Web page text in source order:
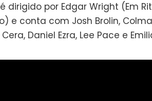
dirigido por Edgar Wright (Em
e conta com Josh Brolin,
Daniel Ezra, Lee Pace e